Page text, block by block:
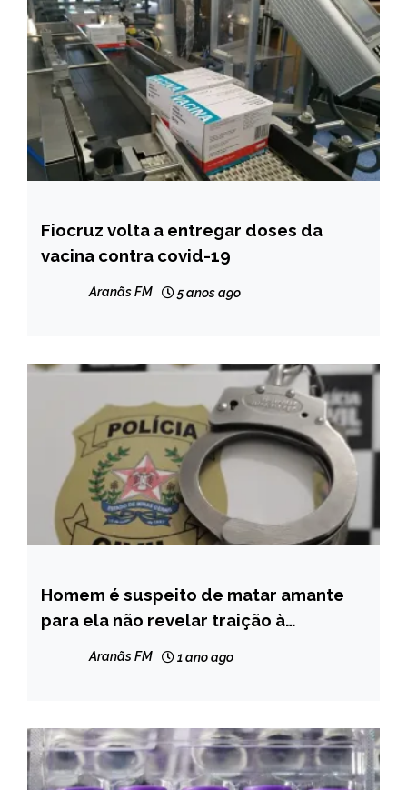
BRASIL
NOTÍCIAS
Fiocruz volta a entregar doses da
vacina contra covid-19
Aranãs FM 5 anos ago
MINAS
GERAIS
NOTÍCIAS
Homem é suspeito de matar amante
para ela não revelar traição à
Aranãs FM 1 ano ago